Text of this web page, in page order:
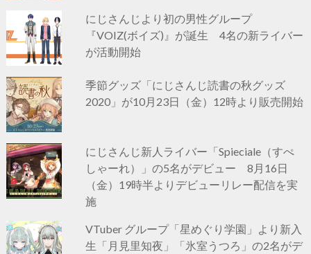
にじさんじより初の男性グループ
『VOIZ(ボイズ)』が誕生 4名の新ライバー
が活動開始
季節グッズ「にじさんじ読書の秋グッズ
2020」が10月23日（金）12時より販売開始
にじさんじ新人ライバー「Spieciale（すぺ
しゃーれ）」の5名がデビュー 8月16日
（金）19時半よりデビューリレー配信を実
施
VTuber グループ「星めぐり学園」より新入
生「月見里知夜」「氷室うつろ」の2名がデ